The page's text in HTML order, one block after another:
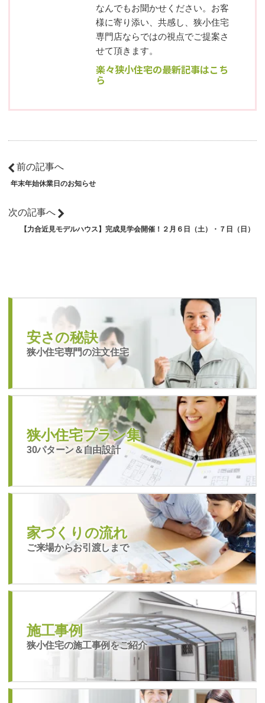
なんでもお聞かせください。お客
様に寄り添い、共感し、狭小住宅
専門店ならではの視点でご提案さ
せて頂きます。
楽々狭小住宅の最新記事はこち
ら
前の記事へ
年末年始休業日のお知らせ
次の記事へ
【力合近見モデルハウス】完成見学会開催！２月６日（土）・７日（日）
安さの秘訣
狭小住宅専門の注文住宅
狭小住宅プラン集
30パターン＆自由設計
家づくりの流れ
ご来場からお引渡しまで
施工事例
狭小住宅の施工事例をご紹介